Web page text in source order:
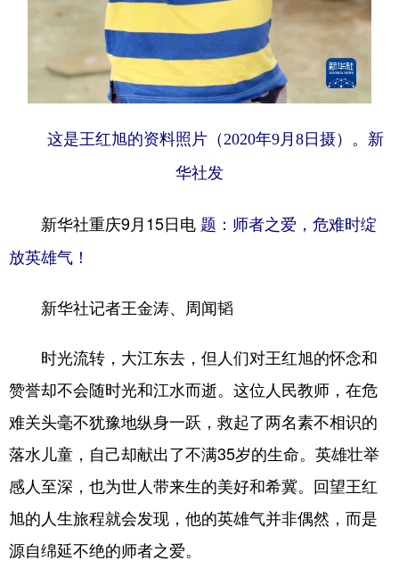
地方频道
天津 河北 山西
吉林 上海 江苏
浙江 安徽 福建 江西
新疆 内蒙古 黑龙江
多语种频道
English Español Français عربى
Русский язык 日本語 한국어
Deutsch Português
这是王红旭的资料照片（2020年9月8日摄）。新
华社发
新华社重庆9月15日电 题：师者之爱，危难时绽
放英雄气！
新华社记者王金涛、周闻韬
时光流转，大江东去，但人们对王红旭的怀念和
赞誉却不会随时光和江水而逝。这位人民教师，在危
难关头毫不犹豫地纵身一跃，救起了两名素不相识的
落水儿童，自己却献出了不满35岁的生命。英雄壮举
感人至深，也为世人带来生的美好和希冀。回望王红
旭的人生旅程就会发现，他的英雄气并非偶然，而是
源自绵延不绝的师者之爱。